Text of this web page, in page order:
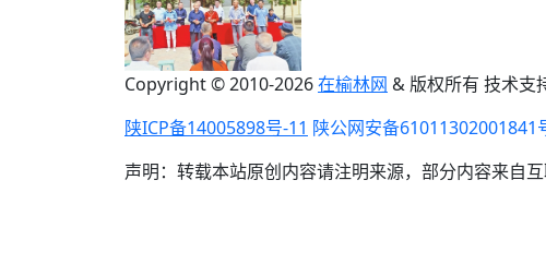
Copyright © 2010-2026在榆林网 & 版权所有 技术支
陕ICP备14005898号-11 陕公网安备61011302001841
声明：转载本站原创内容请注明来源，部分内容来自